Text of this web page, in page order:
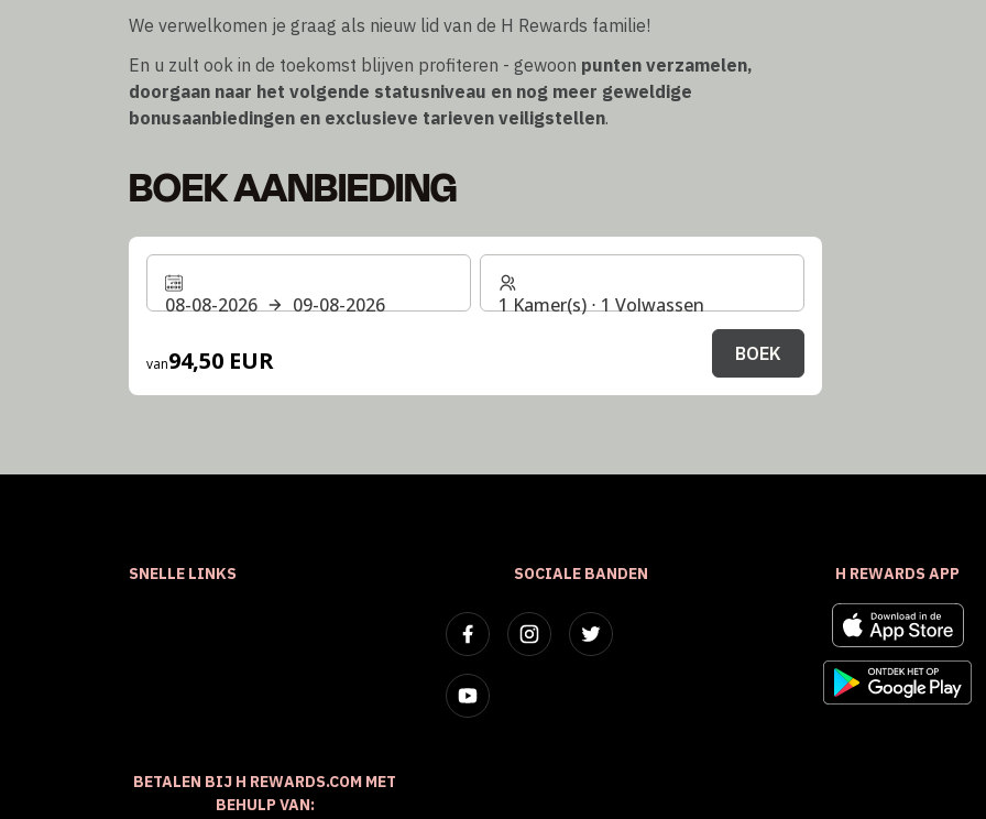
We verwelkomen je graag als nieuw lid van de H Rewards familie!
En u zult ook in de toekomst blijven profiteren - gewoon punten verzamelen,
doorgaan naar het volgende statusniveau en nog meer geweldige
bonusaanbiedingen en exclusieve tarieven veiligstellen.
BOEK AANBIEDING
08-08-2026 09-08-2026
van94,50 EUR
1 Kamer(s) ⋅ 1 Volwassen
BOEK
SNELLE LINKS SOCIALE BANDEN H REWARDS APP
BETALEN BIJ H REWARDS.COM MET
BEHULP VAN: